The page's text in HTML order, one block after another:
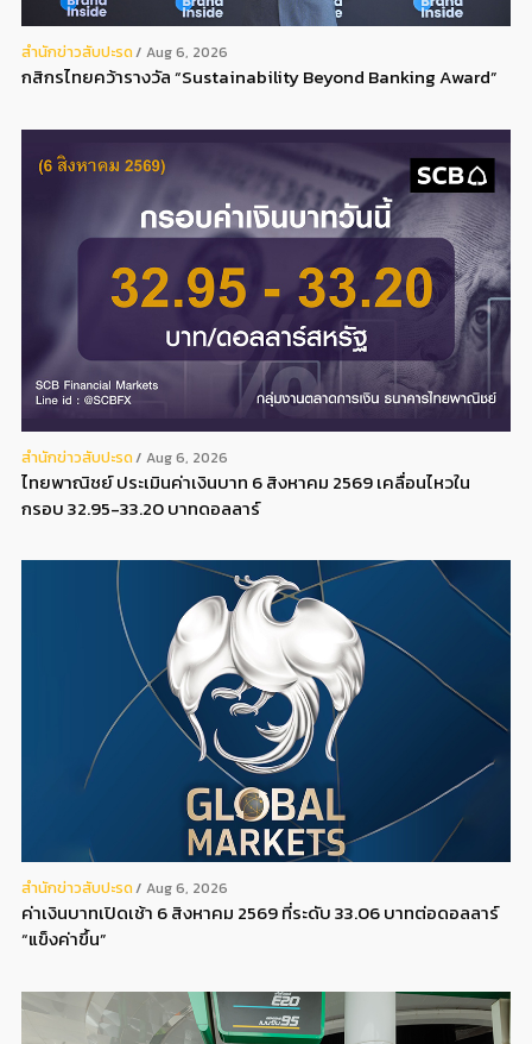
สํานักข่าวสับปะรด Aug 6, 2026
กสิกรไทยคว้ารางวัล “Sustainability Beyond Banking Award”
สํานักข่าวสับปะรด Aug 6, 2026
ไทยพาณิชย์ ประเมินค่าเงินบาท 6 สิงหาคม 2569 เคลื่อนไหวใน
กรอบ 32.95-33.20 บาทดอลลาร์
สํานักข่าวสับปะรด Aug 6, 2026
ค่าเงินบาทเปิดเช้า 6 สิงหาคม 2569 ที่ระดับ 33.06 บาทต่อดอลลาร์
“แข็งค่าขึ้น”